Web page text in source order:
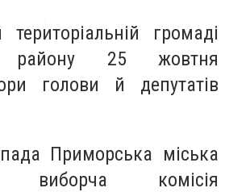
громаді
району 25 жовтня
голови й депутатів
Приморська міська
виборча комісія